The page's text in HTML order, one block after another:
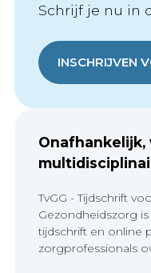
Schrijf je nu in
INSCHRIJVEN
TvGG - Tijdschrift
Gezondheidszorg
tijdschrift en online
zorgprofessionals